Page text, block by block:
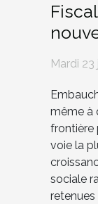
les
à
Mardi
même à
frontière
voie la
sociale